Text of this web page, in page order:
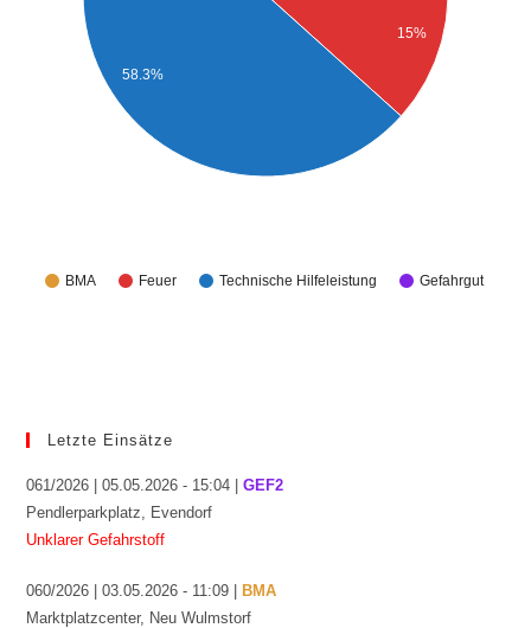
BMA Feuer Technische Hilfeleistung Gefahrgut
15%
58.3%
Letzte Einsätze
061/2026 | 05.05.2026 - 15:04 |GEF2
Pendlerparkplatz, Evendorf
Unklarer Gefahrstoff
060/2026 | 03.05.2026 - 11:09 |
BMA
Marktplatzcenter, Neu Wulmstorf